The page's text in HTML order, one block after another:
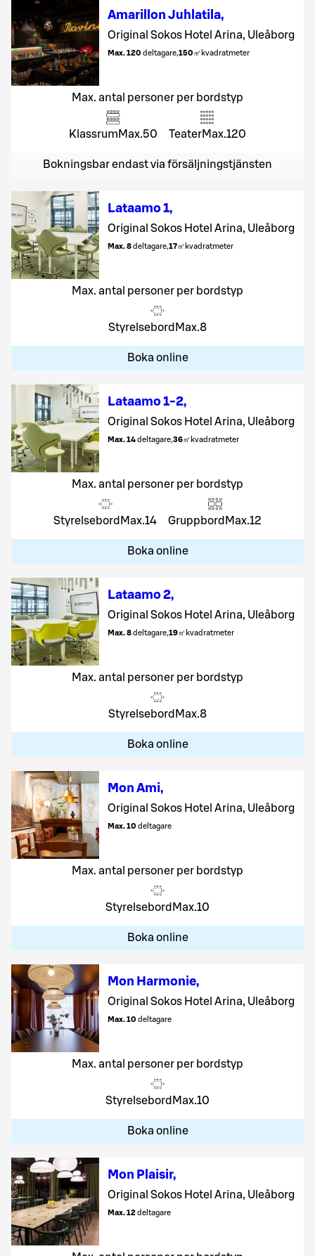
Amarillon Juhlatila,
Original Sokos Hotel Arina, Uleåborg
Max. 120 deltagare,150㎡ kvadratmeter
Max. antal personer per bordstyp
Klassrum Max.50 TeaterMax.120
Bokningsbar endast via försäljningstjänsten
Lataamo 1,
Original Sokos Hotel Arina, Uleåborg
Max. 8deltagare,17㎡ kvadratmeter
Max. antal personer per bordstyp
Styrelsebord Max.8
Boka online
Lataamo 1-2,
Original Sokos Hotel Arina, Uleåborg
Max. 14deltagare,36㎡ kvadratmeter
Max. antal personer per bordstyp
Styrelsebord Max.14 Gruppbord Max.12
Boka online
Lataamo 2,
Original Sokos Hotel Arina, Uleåborg
Max. 8deltagare,19㎡ kvadratmeter
Max. antal personer per bordstyp
Styrelsebord Max.8
Boka online
Mon Ami,
Original Sokos Hotel Arina, Uleåborg
Max. 10 deltagare
Max. antal personer per bordstyp
Styrelsebord Max.10
Boka online
Mon Harmonie,
Original Sokos Hotel Arina, Uleåborg
Max. 10 deltagare
Max. antal personer per bordstyp
Styrelsebord Max.10
Boka online
Mon Plaisir,
Original Sokos Hotel Arina, Uleåborg
Max. 12deltagare